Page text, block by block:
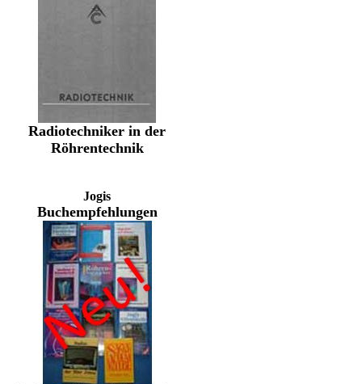
Radiotechniker in der
Röhrentechnik
Jogis
Buchempfehlungen